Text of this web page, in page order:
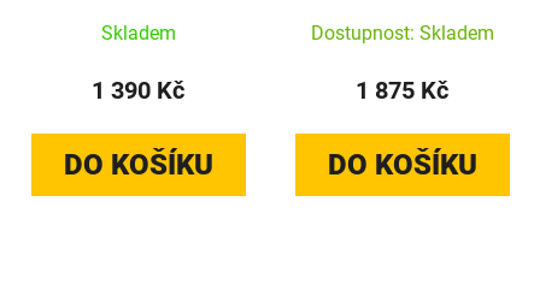
Skladem
1 390 Kč
DO KOŠÍKU
Dostupnost: Skladem
1 875 Kč
DO KOŠÍKU